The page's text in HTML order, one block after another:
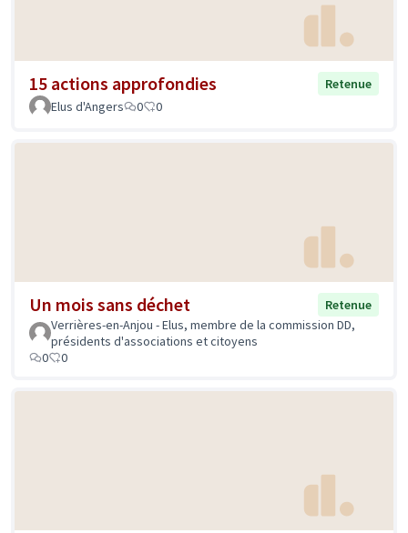
15 actions approfondies
Retenue
Elus d'Angers
0 0
Un mois sans déchet
Retenue
Verrières-en-Anjou - Elus, membre de la commission DD,
présidents d'associations et citoyens
0
0